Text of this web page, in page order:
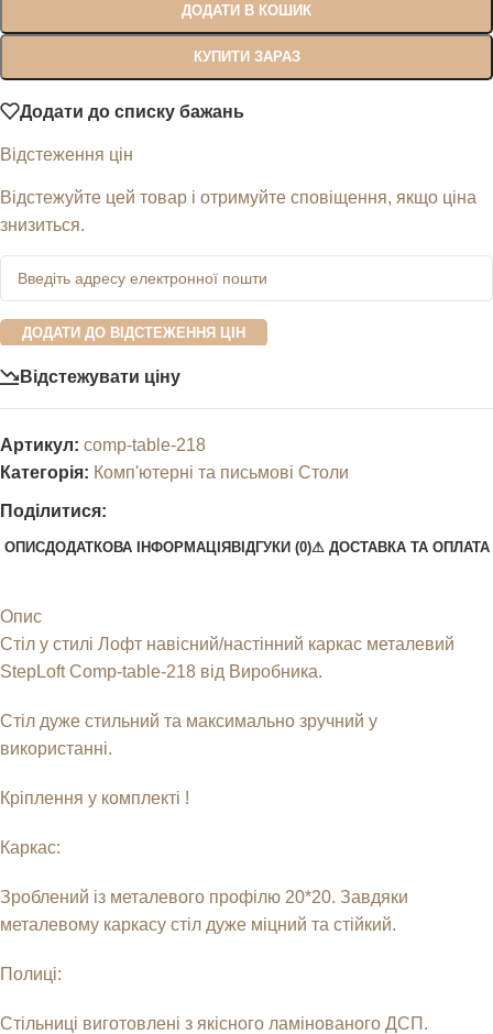
ДОДАТИ В КОШИК
КУПИТИ ЗАРАЗ
Додати до списку бажань
Відстеження цін
Відстежуйте цей товар і отримуйте сповіщення, якщо ціна
знизиться.
ДОДАТИ ДО ВІДСТЕЖЕННЯ ЦІН
Відстежувати ціну
Артикул: comp-table-218
Категорія: Комп'ютерні та письмові Столи
Поділитися:
ОПИСДОДАТКОВА ІНФОРМАЦІЯВІДГУКИ (0)⚠︎ ДОСТАВКА ТА ОПЛАТА
Опис
Стіл у стилі Лофт навісний/настінний каркас металевий
StepLoftComp-table-218 від Виробника.
Стіл дуже стильний та максимально зручний у
використанні.
Кріплення у комплекті !
Каркас:
Зроблений із металевого профілю 20*20. Завдяки
металевому каркасу стіл дуже міцний та стійкий.
Полиці:
Стільниці виготовлені з якісного ламінованого ДСП.